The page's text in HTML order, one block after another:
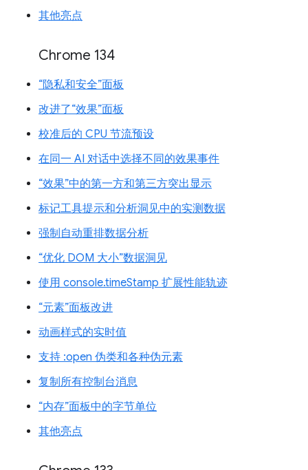
其他亮点
Chrome 134
“隐私和安全”面板
改进了“效果”面板
校准后的 CPU 节流预设
在同一 AI 对话中选择不同的效果事件
“效果”中的第一方和第三方突出显示
标记工具提示和分析洞见中的实测数据
强制自动重排数据分析
“优化 DOM 大小”数据洞见
使用 console.timeStamp 扩展性能轨迹
“元素”面板改进
动画样式的实时值
支持 :open 伪类和各种伪元素
复制所有控制台消息
“内存”面板中的字节单位
其他亮点